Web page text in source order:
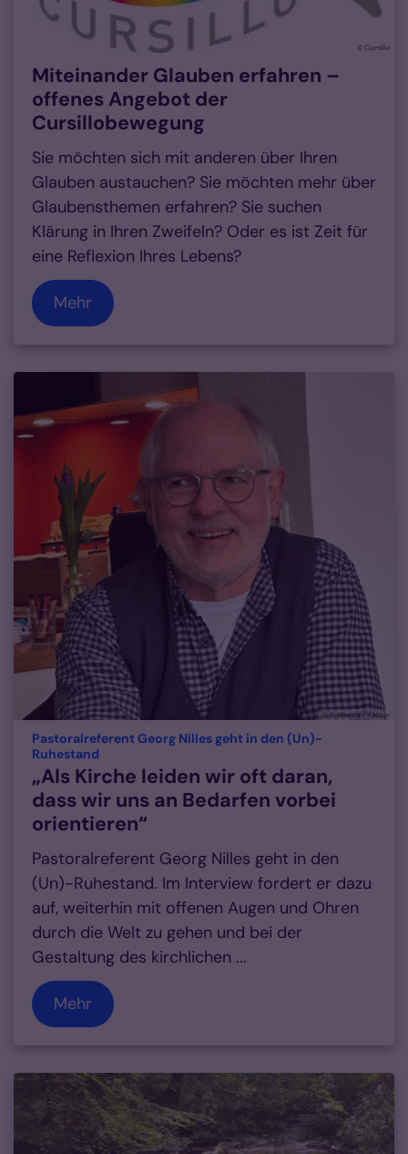
© Cursillo
Miteinander Glauben erfahren –
offenes Angebot der
Cursillobewegung
Sie möchten sich mit anderen über Ihren
Glauben austauchen? Sie möchten mehr über
Glaubensthemen erfahren? Sie suchen
Klärung in Ihren Zweifeln? Oder es ist Zeit für
eine Reflexion Ihres Lebens?
Mehr
© P. Wieslaw Kaczor
Pastoralreferent Georg Nilles geht in den (Un)-
Ruhestand
„Als Kirche leiden wir oft daran,
dass wir uns an Bedarfen vorbei
orientieren“
Pastoralreferent Georg Nilles geht in den
(Un)-Ruhestand. Im Interview fordert er dazu
auf, weiterhin mit offenen Augen und Ohren
durch die Welt zu gehen und bei der
Gestaltung des kirchlichen ...
Mehr